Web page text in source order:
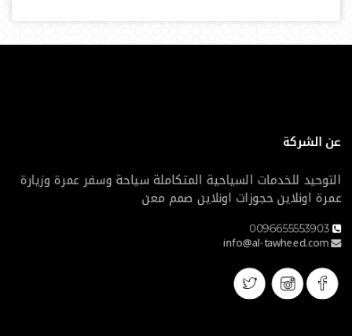
عن الشركة
التوحيد للخدمات السياحية المتكاملة سياحة وسفر عمرة وزيارة
عمرة اونلاين حجوزات اونلاين صمم معن
info@al-tawheed.com